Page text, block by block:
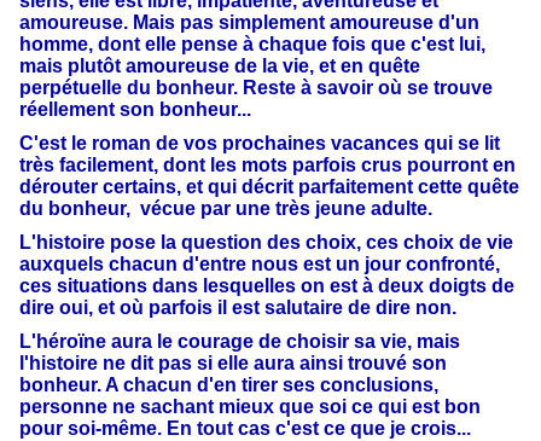
amoureuse. Mais pas simplement amoureuse d'un
homme, dont elle pense à chaque fois que c'est lui,
mais plutôt amoureuse de la vie, et en quête
perpétuelle du bonheur. Reste à savoir où se trouve
réellement son bonheur...
C'est le roman de vos prochaines vacances qui se lit
très facilement, dont les mots parfois crus pourront en
dérouter certains, et qui décrit parfaitement cette quête
du bonheur, vécue par une très jeune adulte.
L'histoire pose la question des choix, ces choix de vie
auxquels chacun d'entre nous est un jour confronté,
ces situations dans lesquelles on est à deux doigts de
dire oui, et où parfois il est salutaire de dire non.
L'héroïne aura le courage de choisir sa vie, mais
l'histoire ne dit pas si elle aura ainsi trouvé son
bonheur. A chacun d'en tirer ses conclusions,
personne ne sachant mieux que soi ce qui est bon
pour soi-même. En tout cas c'est ce que je crois...